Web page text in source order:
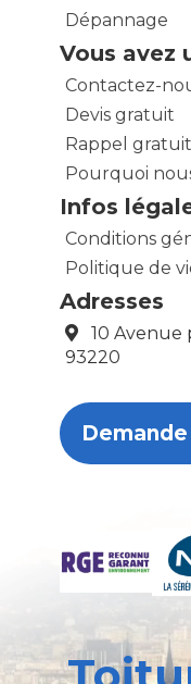
Dépannage
Vous avez
Contactez-
Devis gratuit
Rappel gratuit
Pourquoi
Infos
Conditions
Politique de
Adresses
10 Avenue
93220